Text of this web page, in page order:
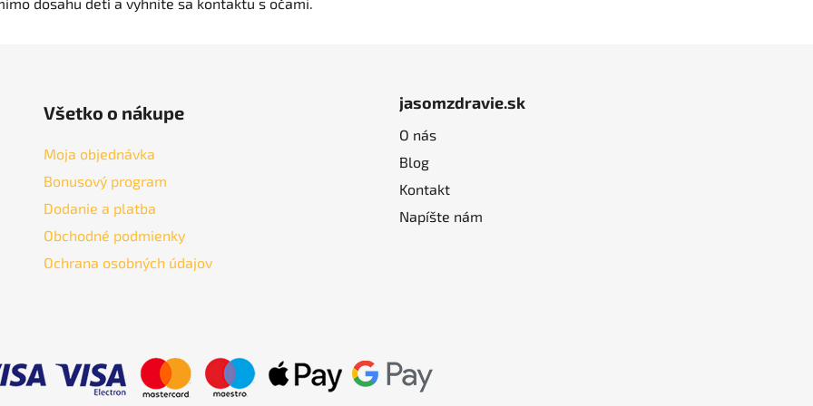
Všetko o nákupe
Moja objednávka
Bonusový program
Dodanie a platba
Obchodné podmienky
Ochrana osobných údajov
jasomzdravie.sk
O nás
Blog
Kontakt
Napíšte nám